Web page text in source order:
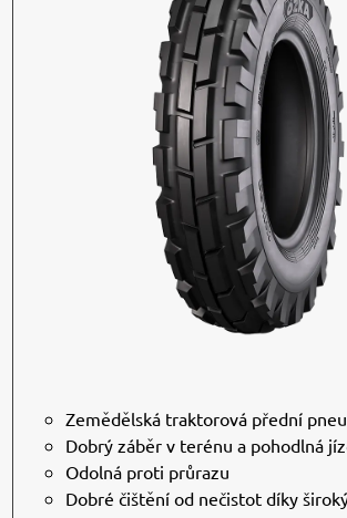
Zemědělská traktorová přední
Dobrý záběr v terénu a pohodlná
Odolná proti průrazu
Dobré čištění od nečistot díky